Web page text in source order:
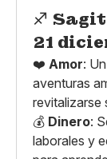
♐
21
❤️ Amor:
aventuras
revitalizarse
💰 Dinero:
laborales y